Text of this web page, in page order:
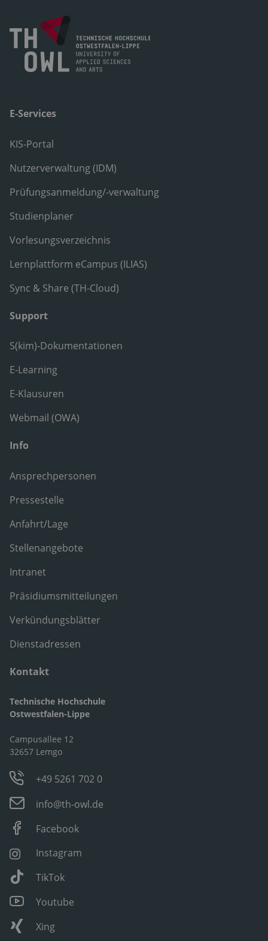
E-Services
KIS-Portal
Nutzerverwaltung (IDM)
Prüfungsanmeldung/-verwaltung
Studienplaner
Vorlesungsverzeichnis
Lernplattform eCampus (ILIAS)
Sync & Share (TH-Cloud)
Support
S(kim)-Dokumentationen
E-Learning
E-Klausuren
Webmail (OWA)
Info
Ansprechpersonen
Pressestelle
Anfahrt/Lage
Stellenangebote
Intranet
Präsidiumsmitteilungen
Verkündungsblätter
Dienstadressen
Kontakt
Technische Hochschule
Ostwestfalen-Lippe
Campusallee 12
32657 Lemgo
+49 5261 702 0
info@th-owl.de
Facebook
Instagram
TikTok
Youtube
Xing